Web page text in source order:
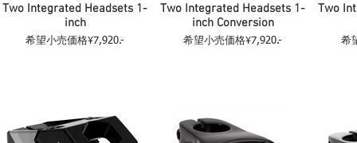
Two Integrated Headsets 1-
inch
希望小売価格¥7,920.-
Two Integrated Headsets 1-
inch Conversion
希望小売価格¥7,920.-
Two
希